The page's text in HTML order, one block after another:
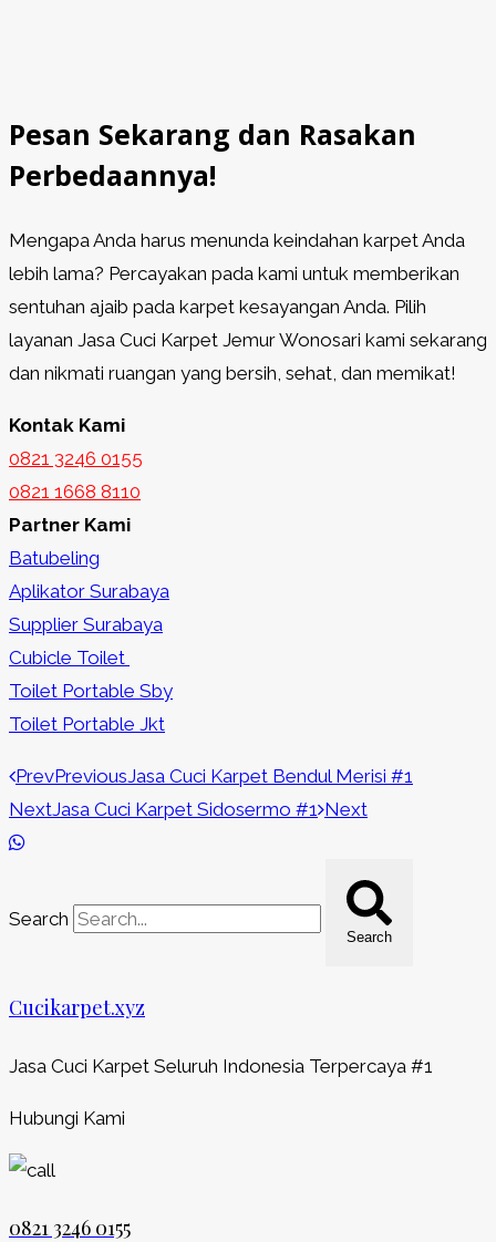
Pesan Sekarang dan Rasakan
Perbedaannya!
Mengapa Anda harus menunda keindahan karpet Anda
lebih lama? Percayakan pada kami untuk memberikan
sentuhan ajaib pada karpet kesayangan Anda. Pilih
layanan Jasa Cuci Karpet Jemur Wonosari kami sekarang
dan nikmati ruangan yang bersih, sehat, dan memikat!
Kontak Kami
0821 3246 0155​
0821 1668 8110
Partner Kami
Batubeling
Aplikator Surabaya
Supplier Surabaya
Cubicle Toilet
Toilet Portable Sby
Toilet Portable Jkt
PrevPreviousJasa Cuci Karpet Bendul Merisi #1
NextJasa Cuci Karpet Sidosermo #1 Next
Search
Search
Cucikarpet.xyz
Jasa Cuci Karpet Seluruh Indonesia Terpercaya #1
Hubungi Kami
0821 3246 0155​